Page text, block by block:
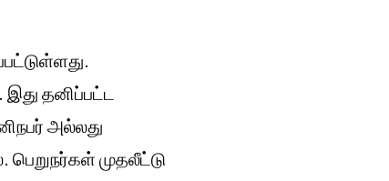
தனிப்பட்ட
அல்லது
முதலீட்டு